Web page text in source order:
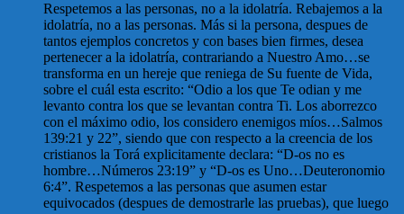
Respetemos a las personas, no a la idolatría. Rebajemos a la
idolatría, no a las personas. Más si la persona, despues de
tantos ejemplos concretos y con bases bien firmes, desea
pertenecer a la idolatría, contrariando a Nuestro Amo…se
transforma en un hereje que reniega de Su fuente de Vida,
sobre el cuál esta escrito: “Odio a los que Te odian y me
levanto contra los que se levantan contra Ti. Los aborrezco
con el máximo odio, los considero enemigos míos…Salmos
139:21 y 22”, siendo que con respecto a la creencia de los
cristianos la Torá explicitamente declara: “D-os no es
hombre…Números 23:19” y “D-os es Uno…Deuteronomio
6:4”. Respetemos a las personas que asumen estar
equivocados (despues de demostrarle las pruebas), que luego